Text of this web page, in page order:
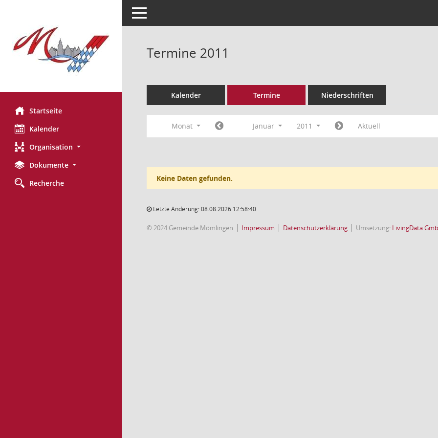
Startseite
Kalender
Organisation
Dokumente
Recherche
Toggle navigation
Termine 2011
Kalender Termine Niederschriften
Monat Januar 2011 Aktuell
Keine Daten gefunden.
Letzte Änderung: 08.08.2026 12:58:40
© 2024 Gemeinde Mömlingen Impressum Datenschutzerklärung Umsetzung: LivingData